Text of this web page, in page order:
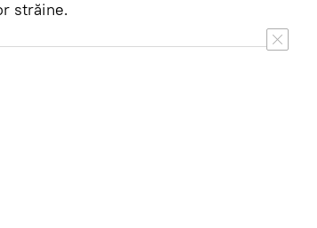
străine.